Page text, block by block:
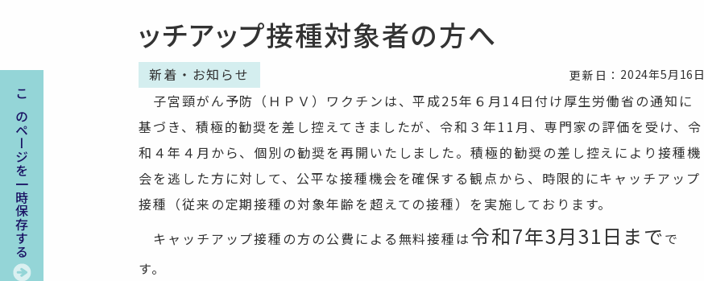
ッチアップ接種対象者の方へ
新着・お知らせ 更新日： 2024年5月16日
子宮頸がん予防（ＨＰＶ）ワクチンは、平成25年６月14日付け厚生労働省の通知に
基づき、積極的勧奨を差し控えてきましたが、令和３年11月、専門家の評価を受け、令
和４年４月から、個別の勧奨を再開いたしました。積極的勧奨の差し控えにより接種機
会を逃した方に対して、公平な接種機会を確保する観点から、時限的にキャッチアップ
接種（従来の定期接種の対象年齢を超えての接種）を実施しております。
キャッチアップ接種の方の公費による無料接種は令和7年3月31日まで で
す。
このページを一時保存する